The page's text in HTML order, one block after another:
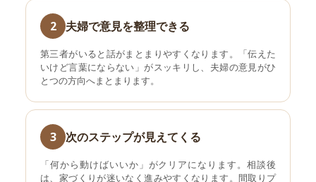
2 夫婦で意見を整理できる
第三者がいると話がまとまりやすくなります。「伝えた
いけど言葉にならない」がスッキリし、夫婦の意見がひ
とつの方向へまとまります。
3 次のステップが見えてくる
「何から動けばいいか」がクリアになります。相談後
は、家づくりが迷いなく進みやすくなります。間取りプ